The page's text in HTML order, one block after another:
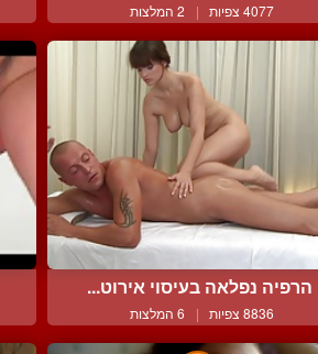
4077 צפיות | 2 המלצות
הרפיה נפלאה בעיסוי אירוט...
8836 צפיות | 6 המלצות